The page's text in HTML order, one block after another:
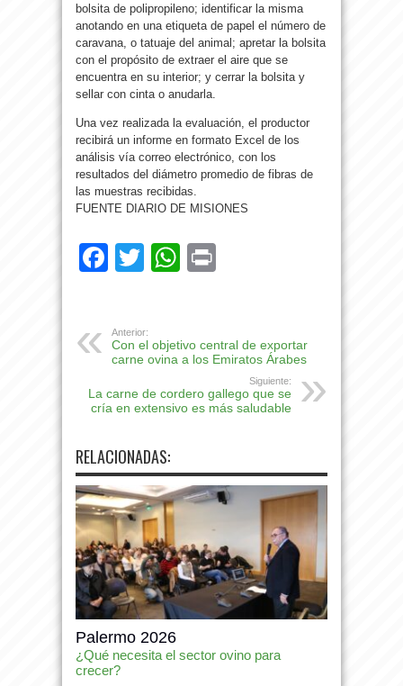
bolsita de polipropileno; identificar la misma
anotando en una etiqueta de papel el número de
caravana, o tatuaje del animal; apretar la bolsita
con el propósito de extraer el aire que se
encuentra en su interior; y cerrar la bolsita y
sellar con cinta o anudarla.
Una vez realizada la evaluación, el productor
recibirá un informe en formato Excel de los
análisis vía correo electrónico, con los
resultados del diámetro promedio de fibras de
las muestras recibidas.
FUENTE DIARIO DE MISIONES
Facebook
TwitterWhatsApp
Anterior:
Con el objetivo central de exportar
carne ovina a los Emiratos Árabes
Siguiente:
La carne de cordero gallego que se
cría en extensivo es más saludable
RELACIONADAS:
Palermo 2026
¿Qué necesita el sector ovino para
crecer?